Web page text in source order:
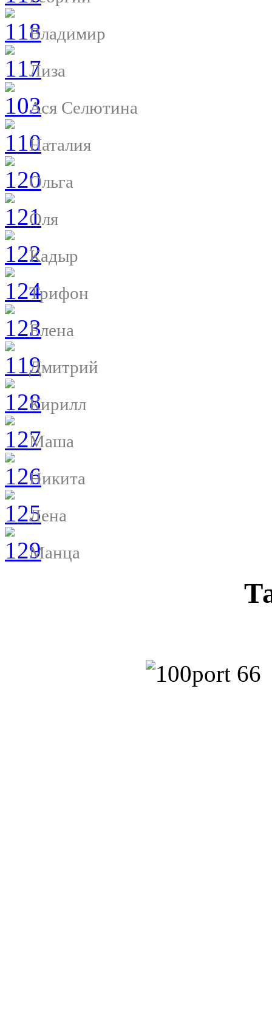
Владимир
Лиза
Ася Селютина
Наталия
Ольга
Оля
Кадыр
Трифон
Елена
Дмитрий
Кирилл
Маша
Никита
Лена
Манца